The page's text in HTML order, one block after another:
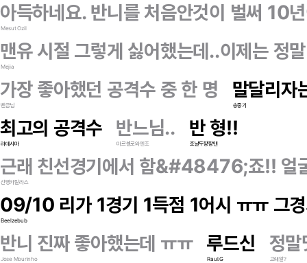
아득하네요. 반니를 처음안것이 벌써 10
Mesut Ozil
맨유 시절 그렇게 싫어했는데..이제는 정
Mejia
가장 좋아했던 공격수 중 한 명
벤금님
말달리자
송중기
최고의 공격수
라데시마
반느님..
마르셀로와엔조
반 형!!
호날두짱짱맨
근래 친선경기에서 함&#48476;죠!! 얼
선빵카질라스
09/10 리가 1경기 1득점 1어시 ㅠㅠ 그
Beelzebub
반니 진짜 좋아했는데 ㅠㅠ
Jose Mourinho
루드신
Raul.G
정
고뢔알?